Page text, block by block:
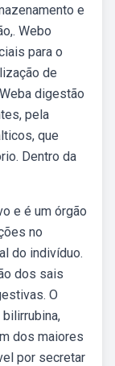
e
Webo
para o
de
digestão
pela
que
Dentro da
e é um órgão
no
do indivíduo.
dos sais
O
dos maiores
por secretar